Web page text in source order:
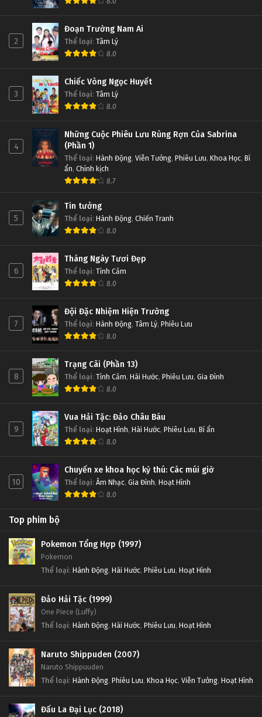
Linh Hồn Bạc phần 1 Tập Tập 218
Tập Tập 218
Linh Hồn Bạc phần 1 Tập Tập 217
Tập Tập 217
Tập Tập 216
Linh Hồn Bạc phần 1 Tập Tập 215
Tập Tập 215
Linh Hồn Bạc phần 1 Tập Tập 214
Tập Tập 214
Linh Hồn Bạc phần 1 Tập Tập 213
Tập Tập 213
Linh Hồn Bạc phần 1 Tập Tập 212
Tập Tập 212
Linh Hồn Bạc phần 1 Tập Tập 211
Tập Tập 211
Tập Tập 210
Tập Tập 209
Linh Hồn Bạc phần 1 Tập Tập 208
Linh Hồn Bạc phần 1 Tập Tập 207
Tập Tập 207
Linh Hồn Bạc phần 1 Tập Tập 206
Tập Tập 206
Tập Tập 205
Linh Hồn Bạc phần 1 Tập Tập 204
Linh Hồn Bạc phần 1 Tập Tập 219
Tập Tập 219
Linh Hồn Bạc phần 1 Tập Tập 218
Tập Tập 218
Tập Tập 217
Linh Hồn Bạc phần 1 Tập Tập 216
Linh Hồn Bạc phần 1 Tập Tập 215
Tập Tập 215
Linh Hồn Bạc phần 1 Tập Tập 214
Tập Tập 214
Linh Hồn Bạc phần 1 Tập Tập 213
Tập Tập 213
Linh Hồn Bạc phần 1 Tập Tập 212
Tập Tập 212
Tập Tập 211
Tập Tập 210
Linh Hồn Bạc phần 1 Tập Tập 209
Linh Hồn Bạc phần 1 Tập Tập 208
Linh Hồn Bạc phần 1 Tập Tập 207
Tập Tập 207
Tập Tập 206
Linh Hồn Bạc phần 1 Tập Tập 205
Tập Tập 205
2
Đoạn Trường Nam Ai
Thể loại: Tâm Lý
8.0
3
Chiếc Vòng Ngọc Huyết
Thể loại: Tâm Lý
8.0
4
Những Cuộc Phiêu Lưu Rùng Rợn Của Sabrina
(Phần 1)
Thể loại: Hành Động, Viễn Tưởng, Phiêu Lưu, Khoa Học, Bí
ẩn, Chính kịch
8.7
5
Tin tưởng
Thể loại: Hành Động, Chiến Tranh
8.0
6
Tháng Ngày Tươi Đẹp
Thể loại: Tình Cảm
8.0
7
Đội Đặc Nhiệm Hiện Trường
Thể loại: Hành Động, Tâm Lý, Phiêu Lưu
8.0
8
Trạng Cãi (Phần 13)
Thể loại: Tình Cảm, Hài Hước, Phiêu Lưu, Gia Đình
8.0
9
Vua Hải Tặc: Đảo Châu Báu
Thể loại: Hoạt Hình, Hài Hước, Phiêu Lưu, Bí ẩn
8.0
10
Chuyến xe khoa học kỳ thú: Các múi giờ
Thể loại: Âm Nhạc, Gia Đình, Hoạt Hình
8.0
Top phim bộ
Pokemon Tổng Hợp (1997)
Pokemon
Thể loại: Hành Động, Hài Hước, Phiêu Lưu, Hoạt Hình
Đảo Hải Tặc (1999)
One Piece (Luffy)
Thể loại: Hành Động, Hài Hước, Phiêu Lưu, Hoạt Hình
Naruto Shippuden (2007)
Naruto Shippuuden
Thể loại: Hành Động, Phiêu Lưu, Khoa Học, Viễn Tưởng, Hoạt Hình
Đấu La Đại Lục (2018)